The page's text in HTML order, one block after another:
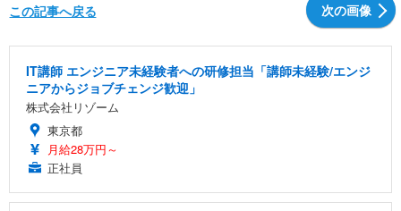
次の画像
この記事へ戻る
IT講師 エンジニア未経験者への研修担当「講師未経験/エンジ
ニアからジョブチェンジ歓迎」
株式会社リゾーム
東京都
月給28万円～
正社員